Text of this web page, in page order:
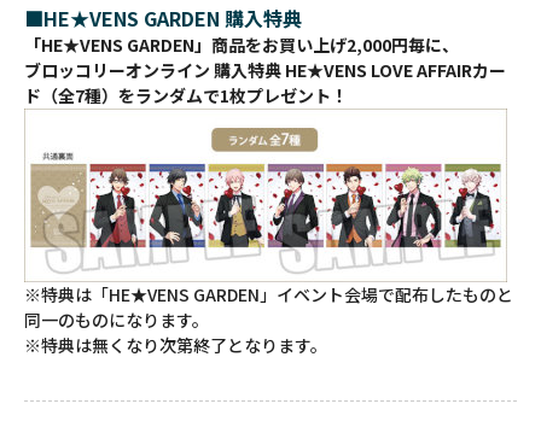
■HE★VENS GARDEN 購入特典
「HE★VENS GARDEN」商品をお買い上げ2,000円毎に、
ブロッコリーオンライン 購入特典 HE★VENS LOVE AFFAIRカー
ド（全7種）をランダムで1枚プレゼント！
※特典は「HE★VENS GARDEN」イベント会場で配布したものと
同一のものになります。
※特典は無くなり次第終了となります。